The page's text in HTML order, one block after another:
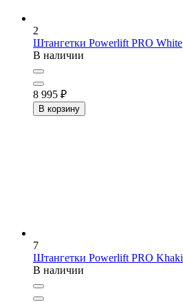
2
Штангетки Powerlift PRO White
В наличии
8 995 ₽
В корзину
7
Штангетки Powerlift PRO Khaki
В наличии